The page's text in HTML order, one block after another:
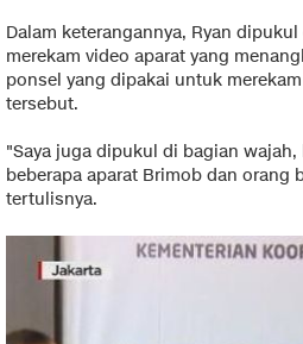
Dalam keterangannya, Ryan
merekam video aparat yang
ponsel yang dipakai untuk
tersebut.
"Saya juga dipukul di bagian
beberapa aparat Brimob dan orang
tertulisnya.